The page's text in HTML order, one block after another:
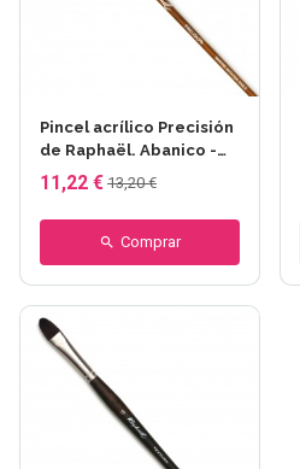
Pincel acrílico Precisión
de Raphaël. Abanico -
Serie 8970
11,22 € 13,20 €
Comprar